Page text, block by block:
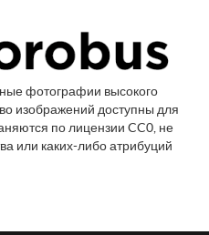
фотографии высокого
изображений доступны для
по лицензии CC0, не
или каких-либо атрибуций